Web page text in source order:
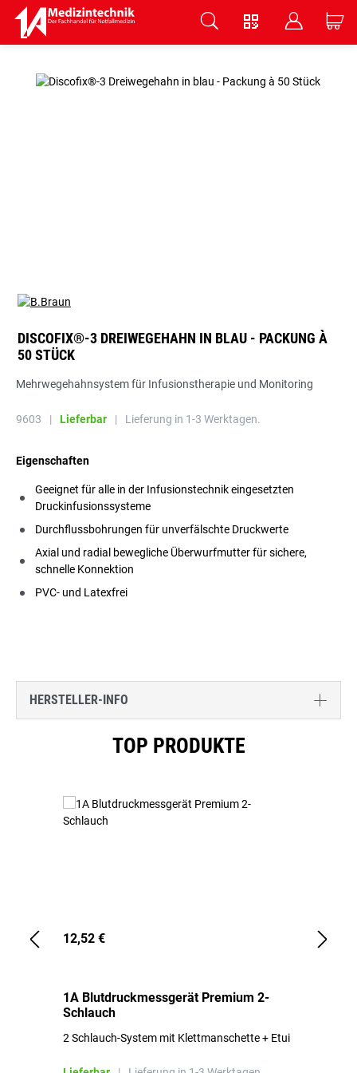
V B C
DISCOFIX®-3 DREIWEGEHAHN IN BLAU - PACKUNG À
50 STÜCK
Mehrwegehahnsystem für Infusionstherapie und Monitoring
9603 | Lieferbar | Lieferung in 1-3 Werktagen.
Eigenschaften
Geeignet für alle in der Infusionstechnik eingesetzten
Druckinfusionssysteme
Durchflussbohrungen für unverfälschte Druckwerte
Axial und radial bewegliche Überwurfmutter für sichere,
schnelle Konnektion
PVC- und Latexfrei
HERSTELLER-INFO
TOP PRODUKTE
12,52 €
1A Blutdruckmessgerät Premium 2-
Schlauch
2 Schlauch-System mit Klettmanschette + Etui